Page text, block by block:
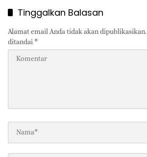
Tinggalkan Balasan
Alamat email Anda tidak akan dipublikasikan.
ditandai *